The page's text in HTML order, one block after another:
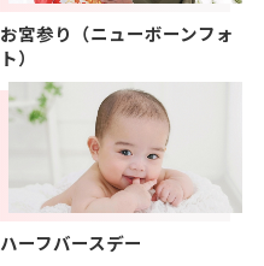
お宮参り（ニューボーンフォ
ト）
ハーフバースデー